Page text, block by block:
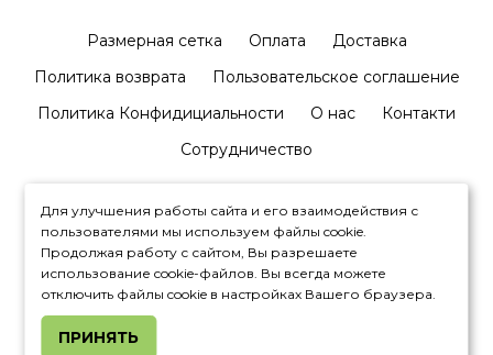
Размерная сетка Оплата
Доставка
Политика возврата
Пользовательское соглашение
Политика Конфидициальности
О нас
Контакти
Сотрудничество
+380992327881
Для улучшения работы сайта и его взаимодействия с
пользователями мы используем файлы cookie.
Продолжая работу с сайтом, Вы разрешаете
использование cookie-файлов. Вы всегда можете
отключить файлы cookie в настройках Вашего браузера.
ПРИНЯТЬ